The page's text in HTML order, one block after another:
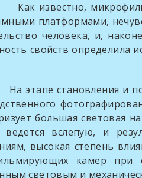
микрофильм
платформами,
человека, и,
свойств определила
становления и
большая световая
ведется вслепую, и
высокая степень
камер при
световым и